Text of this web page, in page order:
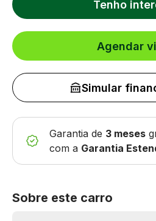
Tenho
Agendar
Simular
Garantia de 3 meses
com a Garantia
Sobre este carro